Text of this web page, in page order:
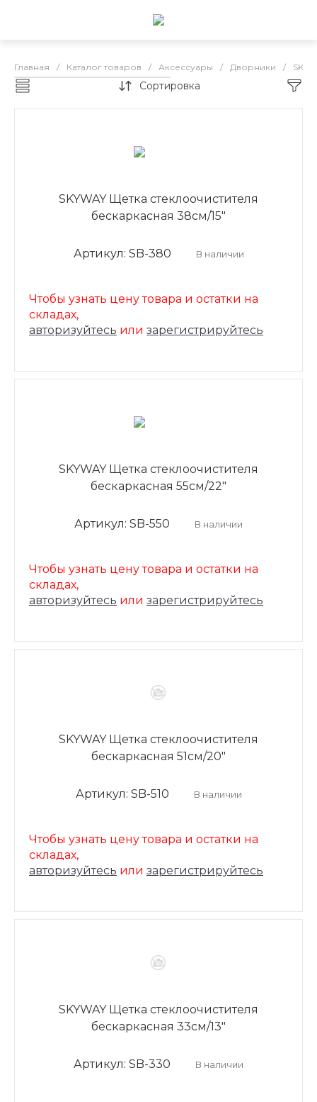
Главная / Каталог товаров / Аксессуары / Дворники /
SKAWAY дворники бескаркасные
Сортировка
SKYWAY Щетка стеклоочистителя
бескаркасная 38см/15"
Артикул: SB-380 В наличии
Чтобы узнать цену товара и остатки на
складах,
авторизуйтесь или зарегистрируйтесь
SKYWAY Щетка стеклоочистителя
бескаркасная 55см/22"
Артикул: SB-550 В наличии
Чтобы узнать цену товара и остатки на
складах,
авторизуйтесь или зарегистрируйтесь
SKYWAY Щетка стеклоочистителя
бескаркасная 51см/20"
Артикул: SB-510 В наличии
Чтобы узнать цену товара и остатки на
складах,
авторизуйтесь или зарегистрируйтесь
SKYWAY Щетка стеклоочистителя
бескаркасная 33см/13"
Артикул: SB-330 В наличии